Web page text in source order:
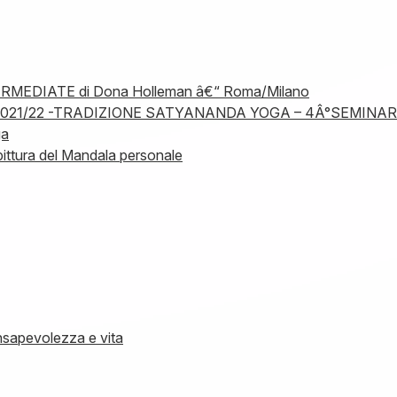
di Dona Holleman â€“ Roma/Milano
22 -TRADIZIONE SATYANANDA YOGA –
del Mandala personale
e vita